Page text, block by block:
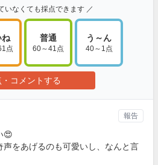
いなくても採点できます ／
ね
点
普通
60～41点
う～ん
40～1点
コメントする
😍
声をあげるのも可愛いし、なんと言
報告